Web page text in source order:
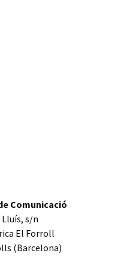
Comunicació
Lluís, s/n
El Forroll
(Barcelona)